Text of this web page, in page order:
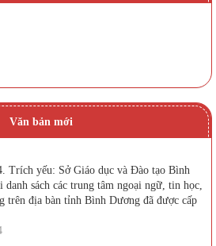
Văn bản mới
Trích yếu: Sở Giáo dục và Đào tạo Bình
sách các trung tâm ngoại ngữ, tin học,
trên địa bàn tỉnh Bình Dương đã được cấp